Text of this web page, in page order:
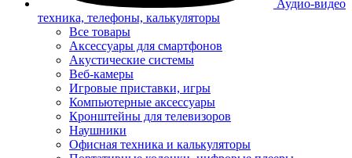
Аудио-видео
техника, телефоны, калькуляторы
Все товары
Аксессуары для смартфонов
Акустические системы
Веб-камеры
Игровые приставки, игры
Компьютерные аксессуары
Кронштейны для телевизоров
Наушники
Офисная техника и калькуляторы